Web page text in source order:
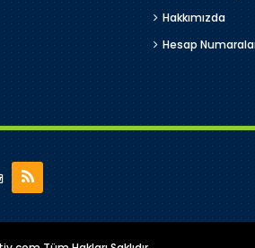
Hakkımızda
Hesap